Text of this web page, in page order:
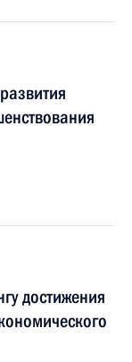
достижения